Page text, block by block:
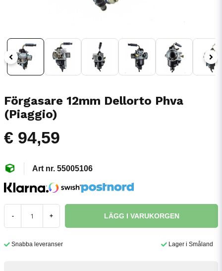
Förgasare 12mm Dellorto Phva
(Piaggio)
€ 94,59
55005106
- + LÄGG I VARUKORGEN
Snabba leveranser Lager i Småland